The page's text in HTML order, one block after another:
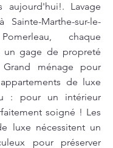
aujourd'hui!. Lavage
Marthe-sur-le-
chaque
un gage de propreté
Grand ménage pour
de luxe
: pour un intérieur
soigné ! Les
luxe nécessitent un
pour préserver